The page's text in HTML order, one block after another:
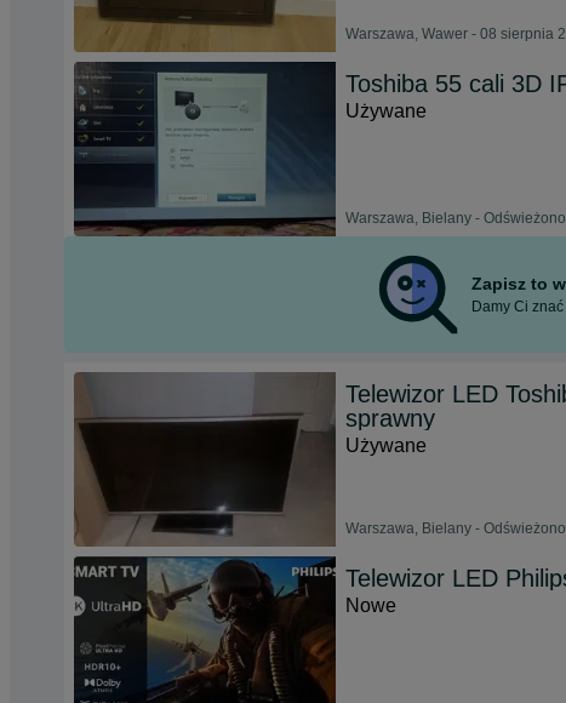
Warszawa, Wawer - 08 sierpnia
Toshiba 55 cali 3D
Używane
Warszawa, Bielany -
Zapisz to
Damy Ci
Telewizor LED
sprawny
Używane
Warszawa, Bielany -
Telewizor LED
Nowe